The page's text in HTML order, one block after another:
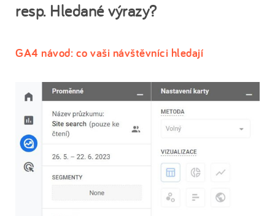
resp. Hledané výrazy?
GA4 návod: co vaši návštěvníci hledají